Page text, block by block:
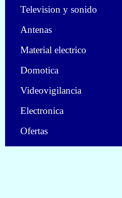
Television y sonido
Antenas
Material electrico
Domotica
Videovigilancia
Electronica
Ofertas